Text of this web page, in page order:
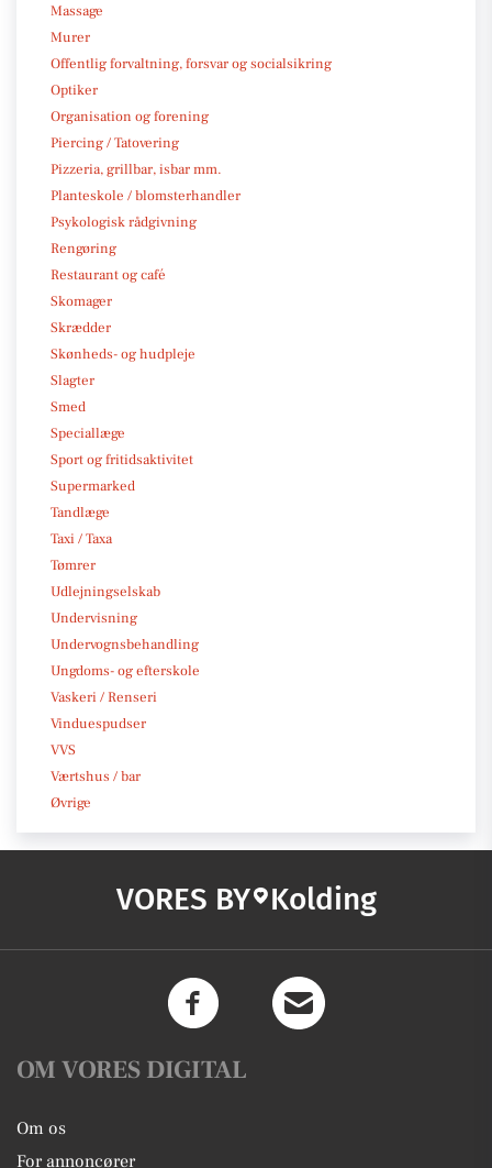
Massage
Murer
Offentlig forvaltning, forsvar og socialsikring
Optiker
Organisation og forening
Piercing / Tatovering
Pizzeria, grillbar, isbar mm.
Planteskole / blomsterhandler
Psykologisk rådgivning
Rengøring
Restaurant og café
Skomager
Skrædder
Skønheds- og hudpleje
Slagter
Smed
Speciallæge
Sport og fritidsaktivitet
Supermarked
Tandlæge
Taxi / Taxa
Tømrer
Udlejningselskab
Undervisning
Undervognsbehandling
Ungdoms- og efterskole
Vaskeri / Renseri
Vinduespudser
VVS
Værtshus / bar
Øvrige
VORES BY Kolding
OM VORES DIGITAL
Om os
For annoncører